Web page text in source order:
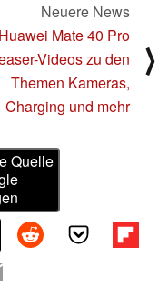
Neuere News
Huawei Mate 40 Pro
Videos zu den
Themen Kameras,
Charging und mehr
⟩
Quelle